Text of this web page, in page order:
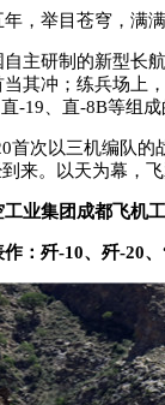
年，举目苍穹，满
自主研制的新型长
当其冲；练兵场上
-19、直-8B等组
首次以三机编队
到来。以天为幕，
工业集团成都飞机
作：歼-10、歼-20